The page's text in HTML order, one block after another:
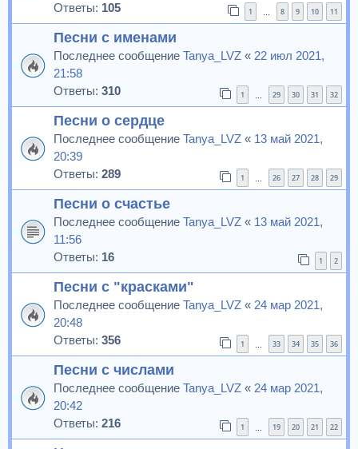
Ответы: 105 1 8 9 10 11
Песни с именами
Последнее сообщение Tanya_LVZ « 22 июл 2021,
21:58
Ответы: 310 1 29 30 31 32
Песни о сердце
Последнее сообщение Tanya_LVZ « 13 май 2021,
20:39
Ответы: 289 1 26 27 28 29
Песни о счастье
Последнее сообщение Tanya_LVZ « 13 май 2021,
11:56
Ответы: 16 1 2
Песни с "красками"
Последнее сообщение Tanya_LVZ « 24 мар 2021,
20:48
Ответы: 356 1 33 34 35 36
Песни с числами
Последнее сообщение Tanya_LVZ « 24 мар 2021,
20:42
Ответы: 216 1 19 20 21 22